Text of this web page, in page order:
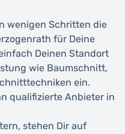
wenigen Schritten die
für Deine
Deinen Standort
wie Baumschnitt,
ein.
qualifizierte Anbieter in
stehen Dir auf